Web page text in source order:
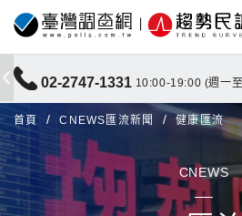
02-2747-1331 10:00-19:00 (週一
首頁 CNEWS匯流新聞 健康匯流
CNEWS